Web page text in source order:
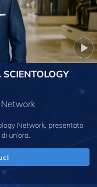
Network, presentato
un’ora.